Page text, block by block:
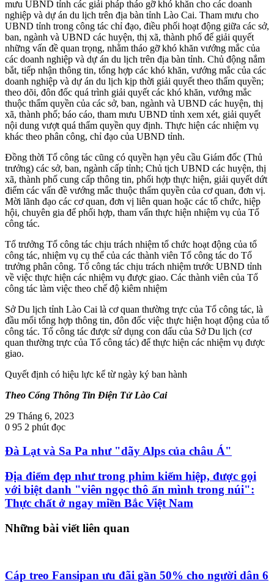
mưu UBND tỉnh các giải pháp tháo gỡ khó khăn cho các doanh
nghiệp và dự án du lịch trên địa bàn tỉnh Lào Cai. Tham mưu cho
UBND tỉnh trong công tác chỉ đạo, điều phối hoạt động giữa các sở,
ban, ngành và UBND các huyện, thị xã, thành phố để giải quyết
những vấn đề quan trọng, nhằm tháo gỡ khó khăn vướng mắc của
các doanh nghiệp và dự án du lịch trên địa bàn tỉnh. Chủ động nắm
bắt, tiếp nhận thông tin, tổng hợp các khó khăn, vướng mắc của các
doanh nghiệp và dự án du lịch kịp thời giải quyết theo thẩm quyền;
theo dõi, đôn đốc quá trình giải quyết các khó khăn, vướng mắc
thuộc thẩm quyền của các sở, ban, ngành và UBND các huyện, thị
xã, thành phố; báo cáo, tham mưu UBND tỉnh xem xét, giải quyết
nội dung vượt quá thẩm quyền quy định. Thực hiện các nhiệm vụ
khác theo phân công, chỉ đạo của UBND tỉnh.
Đồng thời Tổ công tác cũng có quyền hạn yêu cầu Giám đốc (Thủ
trưởng) các sở, ban, ngành cấp tỉnh; Chủ tịch UBND các huyện, thị
xã, thành phố cung cấp thông tin, phối hợp thực hiện, giải quyết dứt
điểm các vấn đề vướng mắc thuộc thẩm quyền của cơ quan, đơn vị.
Mời lãnh đạo các cơ quan, đơn vị liên quan hoặc các tổ chức, hiệp
hội, chuyên gia để phối hợp, tham vấn thực hiện nhiệm vụ của Tổ
công tác.
Tổ trưởng Tổ công tác chịu trách nhiệm tổ chức hoạt động của tổ
công tác, nhiệm vụ cụ thể của các thành viên Tổ công tác do Tổ
trưởng phân công. Tổ công tác chịu trách nhiệm trước UBND tỉnh
về việc thực hiện các nhiệm vụ được giao. Các thành viên của Tổ
công tác làm việc theo chế độ kiêm nhiệm
Sở Du lịch tỉnh Lào Cai là cơ quan thường trực của Tổ công tác, là
đầu mối tổng hợp thông tin, đôn đốc việc thực hiện hoạt động của tổ
công tác. Tổ công tác được sử dụng con dấu của Sở Du lịch (cơ
quan thường trực của Tổ công tác) để thực hiện các nhiệm vụ được
giao.
Quyết định có hiệu lực kể từ ngày ký ban hành
Theo Cổng Thông Tin Điện Tử Lào Cai
29 Tháng 6, 2023
0 95 2 phút đọc
Đà Lạt và Sa Pa như "dãy Alps của châu Á"
Địa điểm đẹp như trong phim kiếm hiệp, được gọi
với biệt danh "viên ngọc thô ẩn mình trong núi":
Thực chất ở ngay miền Bắc Việt Nam
Những bài viết liên quan
Cáp treo Fansipan ưu đãi gần 50% cho người dân 6